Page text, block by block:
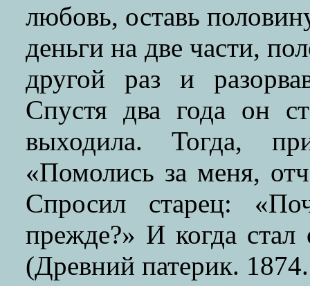
любовь, оставь
деньги на две части,
другой раз и
Спустя два года он
выходила. Тогда,
«Помолись за меня,
Спросил старец:
прежде?» И когда стал
(Древний патерик.